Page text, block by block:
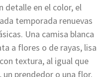
detalle en el color, el
temporada renuevas
Una camisa blanca
a flores o de rayas, lisa
textura, al igual que
un prendedor o una flor.